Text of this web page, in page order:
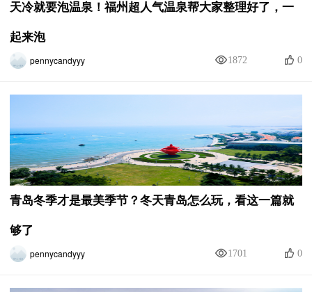
天冷就要泡温泉！福州超人气温泉帮大家整理好了，一
起来泡
pennycandyyy 0
1872
青岛冬季才是最美季节？冬天青岛怎么玩，看这一篇就
够了
pennycandyyy 0
1701